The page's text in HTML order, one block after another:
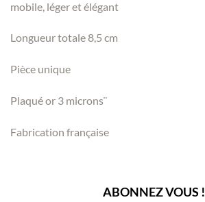
mobile, léger et élégant
Longueur totale 8,5 cm
Pièce unique
Plaqué or 3 microns¨
Fabrication française
ABONNEZ VOUS !